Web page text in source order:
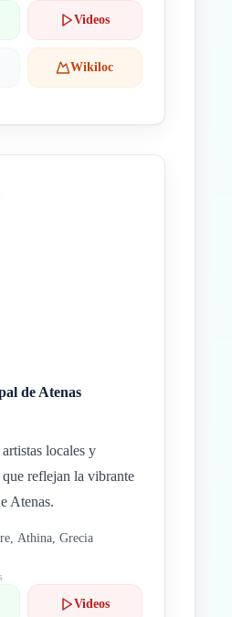
Videos
Wikiloc
de Atenas
locales y
reflejan la vibrante
Atenas.
Athina, Grecia
Videos